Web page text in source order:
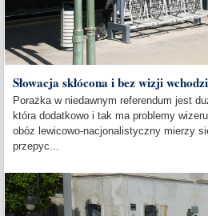
Słowacja skłócona i bez wizji
Porażka w niedawnym referendum jest
która dodatkowo i tak ma problemy
obóz lewicowo-nacjonalistyczny mierzy
przepyc...